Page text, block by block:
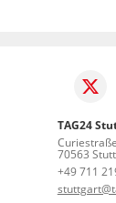
TAG24
70563
+49 711